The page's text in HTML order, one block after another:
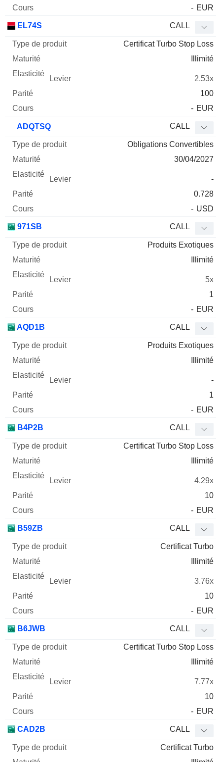
- EUR
EL74S CALL
Certificat Turbo Stop Loss
Illimité
2.53x
100
- EUR
ADQTSQ CALL
Obligations Convertibles
30/04/2027
-
0.728
- USD
971SB CALL
Produits Exotiques
Illimité
5x
1
- EUR
AQD1B CALL
Produits Exotiques
Illimité
-
1
- EUR
B4P2B CALL
Certificat Turbo Stop Loss
Illimité
4.29x
10
- EUR
B59ZB CALL
Certificat Turbo
Illimité
3.76x
10
- EUR
B6JWB CALL
Certificat Turbo Stop Loss
Illimité
7.77x
10
- EUR
CAD2B CALL
Certificat Turbo